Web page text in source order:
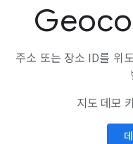
주소 또는 장소 ID를 위
지도 데모